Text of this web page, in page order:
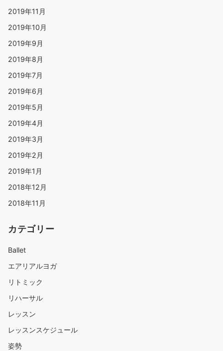
2019年11月
2019年10月
2019年9月
2019年8月
2019年7月
2019年6月
2019年5月
2019年4月
2019年3月
2019年2月
2019年1月
2018年12月
2018年11月
カテゴリー
Ballet
エアリアルヨガ
リトミック
リハーサル
レッスン
レッスンスケジュール
姿勢